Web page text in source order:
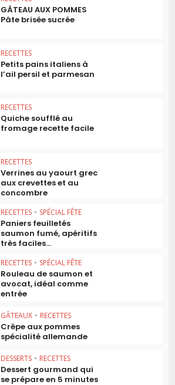
GÂTEAU AUX POMMES
Pâte brisée sucrée
RECETTES
Petits pains italiens à
l’ail persil et parmesan
RECETTES
Quiche soufflé au
fromage recette facile
RECETTES
Verrines au yaourt grec
aux crevettes et au
concombre
RECETTES • SPÉCIAL FÊTE
Paniers feuilletés
saumon fumé, apéritifs
très faciles...
RECETTES • SPÉCIAL FÊTE
Rouleau de saumon et
avocat, idéal comme
entrée
GÂTEAUX • RECETTES
Crêpe aux pommes
spécialité allemande
DESSERTS • RECETTES
Dessert gourmand qui
se prépare en 5 minutes